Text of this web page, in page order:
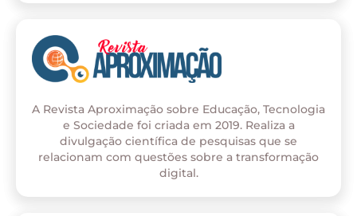
A Revista Aproximação sobre Educação, Tecnologia
e Sociedade foi criada em 2019. Realiza a
divulgação científica de pesquisas que se
relacionam com questões sobre a transformação
digital.